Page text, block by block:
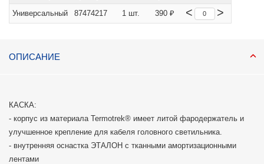
Универсальный 87474217 1 шт. 390 ₽ < >
ОПИСАНИЕ
КАСКА:
- корпус из материала Termotrek® имеет литой фародержатель и
улучшенное крепление для кабеля головного светильника.
- внутренняя оснастка ЭТАЛОН с тканными амортизационными
лентами